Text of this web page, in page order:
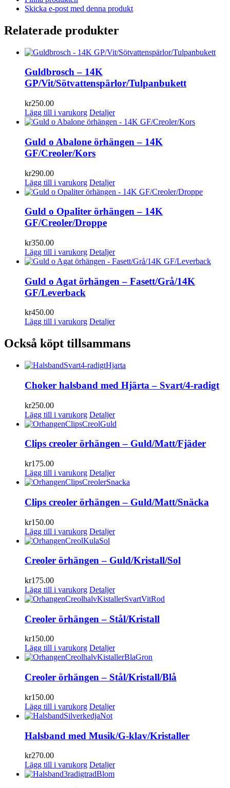
Skicka e-post med denna produkt
Relaterade produkter
Guldbrosch – 14K
GP/Vit/Sötvattenspärlor/Tulpanbukett
kr250.00
Lägg till i varukorg Detaljer
Guld o Abalone örhängen – 14K
GF/Creoler/Kors
kr290.00
Lägg till i varukorg Detaljer
Guld o Opaliter örhängen – 14K
GF/Creoler/Droppe
kr350.00
Lägg till i varukorg Detaljer
Guld o Agat örhängen – Fasett/Grå/14K
GF/Leverback
kr450.00
Lägg till i varukorg Detaljer
Också köpt tillsammans
Choker halsband med Hjärta – Svart/4-radigt
kr250.00
Lägg till i varukorg Detaljer
Clips creoler örhängen – Guld/Matt/Fjäder
kr175.00
Lägg till i varukorg Detaljer
Clips creoler örhängen – Guld/Matt/Snäcka
kr150.00
Lägg till i varukorg Detaljer
Creoler örhängen – Guld/Kristall/Sol
kr175.00
Lägg till i varukorg Detaljer
Creoler örhängen – Stål/Kristall
kr150.00
Lägg till i varukorg Detaljer
Creoler örhängen – Stål/Kristall/Blå
kr150.00
Lägg till i varukorg Detaljer
Halsband med Musik/G-klav/Kristaller
kr270.00
Lägg till i varukorg Detaljer